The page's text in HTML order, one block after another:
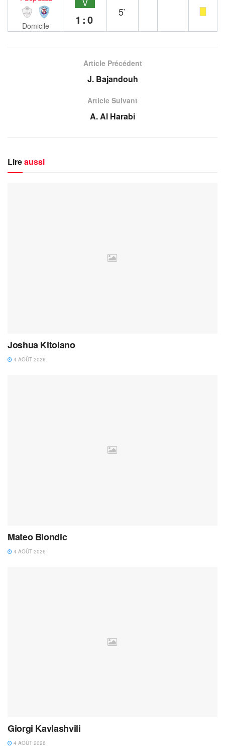
Domicile
V
1:0
5`
Article Précédent
J. Bajandouh
Article Suivant
A. Al Harabi
Lireaussi
Joshua Kitolano
4 AOÛT 2026
Mateo Biondic
4 AOÛT 2026
Giorgi Kavlashvili
4 AOÛT 2026